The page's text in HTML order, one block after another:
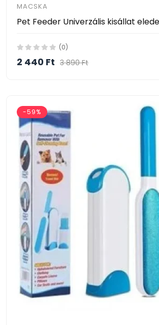
MACSKA
(0)
2 440 Ft 3 890 Ft
-59%